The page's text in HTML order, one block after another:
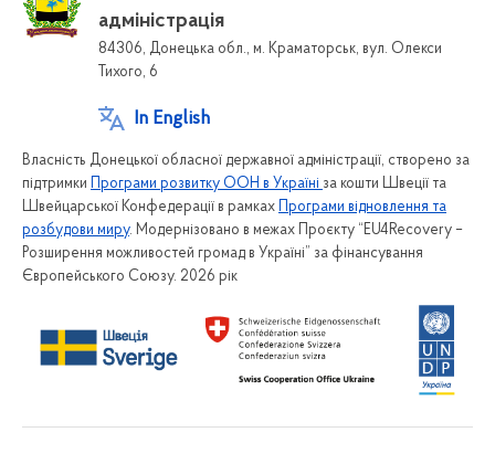
адміністрація
84306, Донецька обл., м. Краматорськ, вул. Олекси
Тихого, 6
In English
Власність Донецької обласної державної адміністрації, створено за
підтримки
Програми розвитку ООН в Україні за кошти Швеції та
Швейцарської Конфедерації в рамках
Програми відновлення та
розбудови миру. Модернізовано в межах Проєкту “EU4Recovery –
Розширення можливостей громад в Україні” за фінансування
Європейського Союзу. 2026 рік